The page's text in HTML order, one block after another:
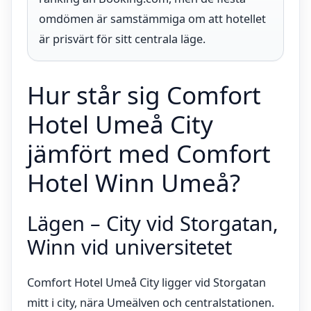
omdömen är samstämmiga om att hotellet
är prisvärt för sitt centrala läge.
Hur står sig Comfort
Hotel Umeå City
jämfört med Comfort
Hotel Winn Umeå?
Lägen – City vid Storgatan,
Winn vid universitetet
Comfort Hotel Umeå City ligger vid Storgatan
mitt i city, nära Umeälven och centralstationen.